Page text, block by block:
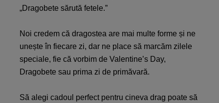
„Dragobete sărută fetele.”
Noi credem că dragostea are mai multe forme și ne
unește în fiecare zi, dar ne place să marcăm zilele
speciale, fie că vorbim de Valentine’s Day,
Dragobete sau prima zi de primăvară.
Să alegi cadoul perfect pentru cineva drag poate să